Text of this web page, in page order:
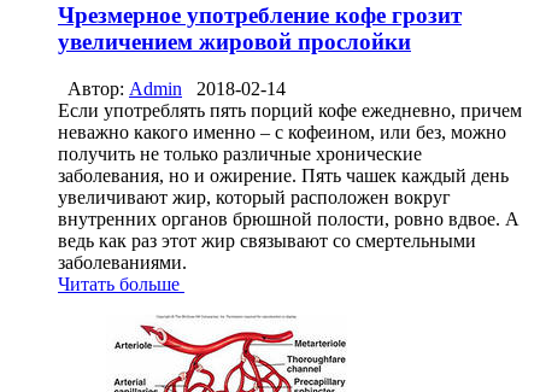
Чрезмерное употребление кофе грозит
увеличением жировой прослойки
Автор: Admin
2018-02-14
Если употреблять пять порций кофе ежедневно, причем
неважно какого именно – с кофеином, или без, можно
получить не только различные хронические
заболевания, но и ожирение. Пять чашек каждый день
увеличивают жир, который расположен вокруг
внутренних органов брюшной полости, ровно вдвое. А
ведь как раз этот жир связывают со смертельными
заболеваниями.
Читать больше